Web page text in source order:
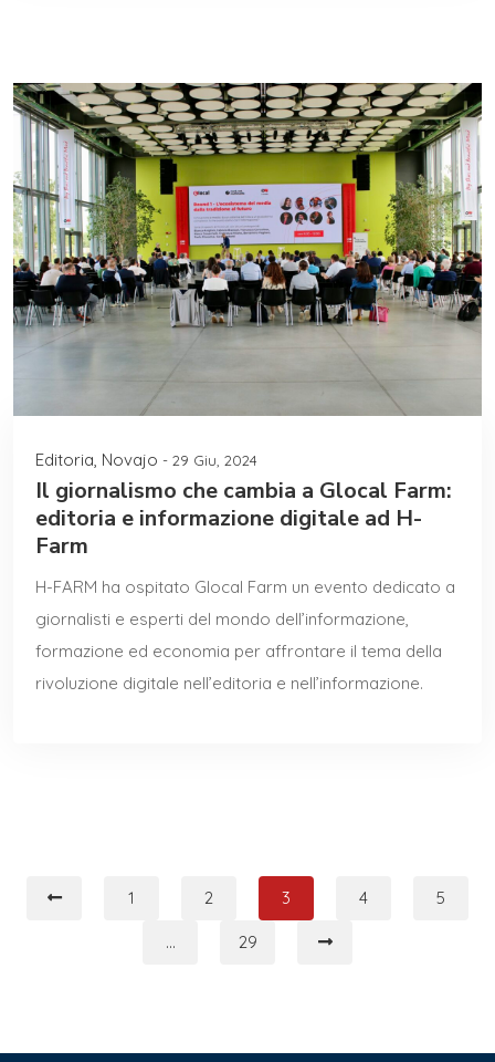
Editoria Novajo - 29 Giu, 2024
Il giornalismo che cambia a Glocal Farm:
editoria e informazione digitale ad H-
Farm
H-FARM ha ospitato Glocal Farm un evento dedicato a
giornalisti e esperti del mondo dell’informazione,
formazione ed economia per affrontare il tema della
rivoluzione digitale nell’editoria e nell’informazione.
Paginazione
1 2 3 4 5
… 29